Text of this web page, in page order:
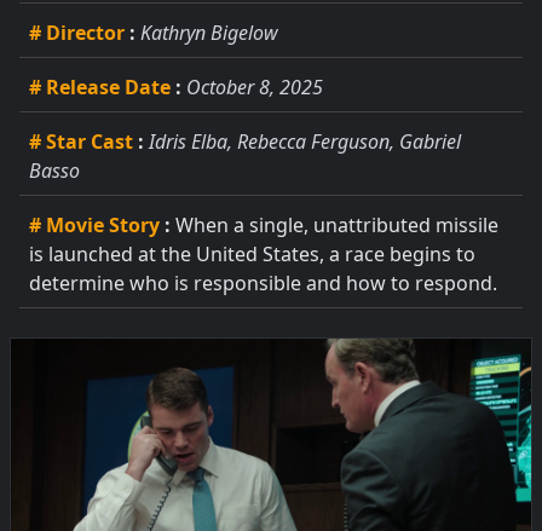
# Director : Kathryn Bigelow
# Release Date : October 8, 2025
# Star Cast : Idris Elba, Rebecca Ferguson, Gabriel
Basso
# Movie Story : When a single, unattributed missile
is launched at the United States, a race begins to
determine who is responsible and how to respond.